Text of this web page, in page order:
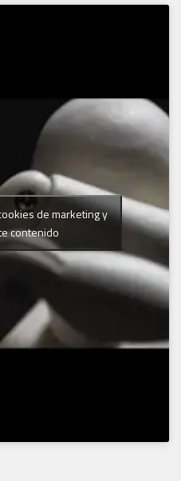
de marketing y
contenido